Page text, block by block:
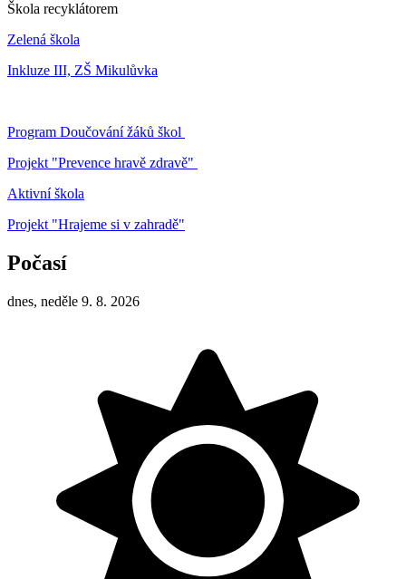
Škola recyklátorem
Zelená škola
Inkluze III, ZŠ Mikulůvka
Program Doučování žáků škol
Projekt "Prevence hravě zdravě"
Aktivní škola
Projekt "Hrajeme si v zahradě"
Počasí
dnes, neděle 9. 8. 2026